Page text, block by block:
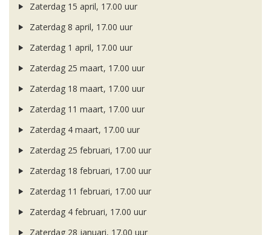
Zaterdag 15 april, 17.00 uur
Zaterdag 8 april, 17.00 uur
Zaterdag 1 april, 17.00 uur
Zaterdag 25 maart, 17.00 uur
Zaterdag 18 maart, 17.00 uur
Zaterdag 11 maart, 17.00 uur
Zaterdag 4 maart, 17.00 uur
Zaterdag 25 februari, 17.00 uur
Zaterdag 18 februari, 17.00 uur
Zaterdag 11 februari, 17.00 uur
Zaterdag 4 februari, 17.00 uur
Zaterdag 28 januari, 17.00 uur